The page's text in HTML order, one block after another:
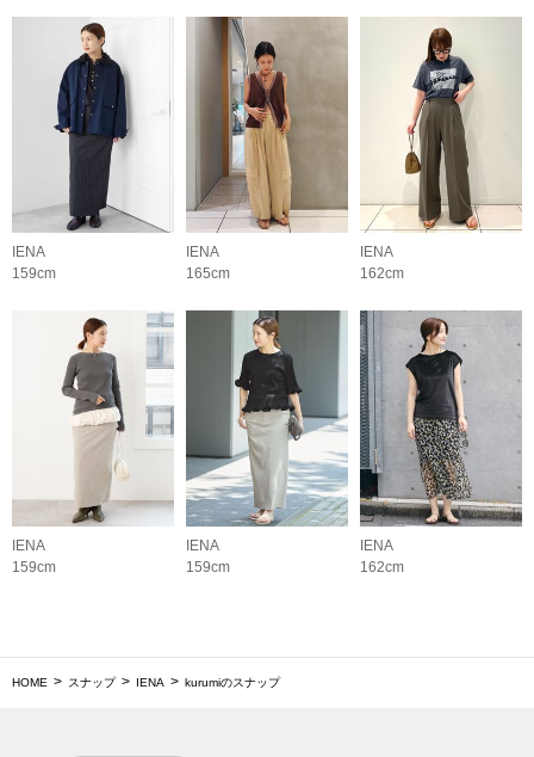
IENA
159cm
IENA
165cm
IENA
162cm
IENA
159cm
IENA
159cm
IENA
162cm
HOME スナップ IENA kurumiのスナップ